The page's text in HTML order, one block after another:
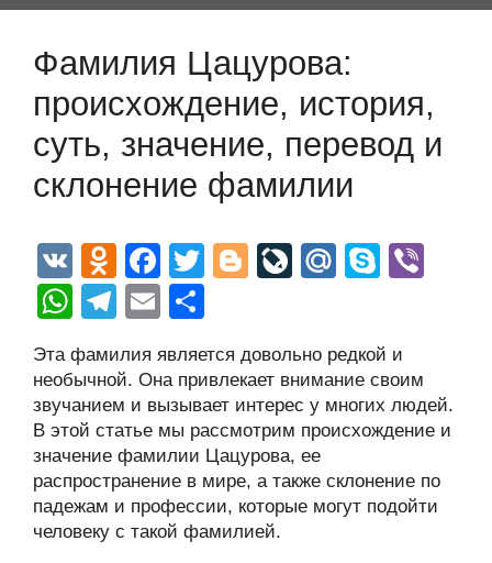
Фамилия Цацурова:
происхождение, история,
суть, значение, перевод и
склонение фамилии
V
K
O
d
n
o
kl
a
ss
ni
ki
F
a
c
e
b
o
o
k
T
er
Bl
g
er
Li
J
o
ur
n
al
M
u
S
e
W
at
s
A
p
p
T
e
gr
a
m
E
ail р
а
в
и
ть
Эта фамилия является довольно редкой и
необычной. Она привлекает внимание своим
звучанием и вызывает интерес у многих людей.
В этой статье мы рассмотрим происхождение и
значение фамилии Цацурова, ее
распространение в мире, а также склонение по
падежам и профессии, которые могут подойти
человеку с такой фамилией.